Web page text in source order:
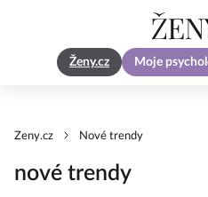
Ženy.cz Moje
Zeny.cz Nové trendy
nové trendy